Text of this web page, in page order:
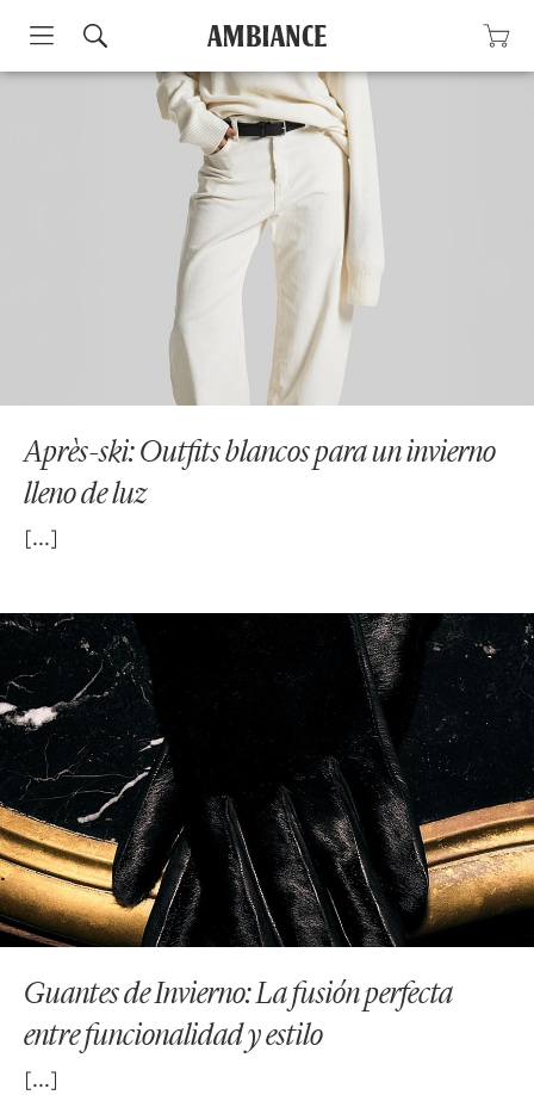
Skip
Après-ski: Outfits blancos para un invierno
lleno de luz
Guantes de Invierno: La fusión perfecta
entre funcionalidad y estilo